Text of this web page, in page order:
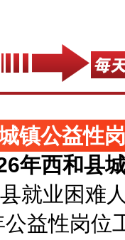
镇公益性
年西和县
业困难人
益性岗位